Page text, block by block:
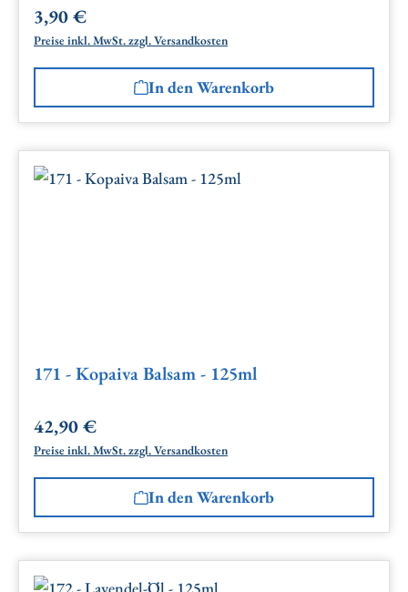
Regulärer Preis:
3,90 €
Preise inkl. MwSt. zzgl. Versandkosten
In den Warenkorb
171 - Kopaiva Balsam - 125ml
Regulärer Preis:
42,90 €
Preise inkl. MwSt. zzgl. Versandkosten
In den Warenkorb